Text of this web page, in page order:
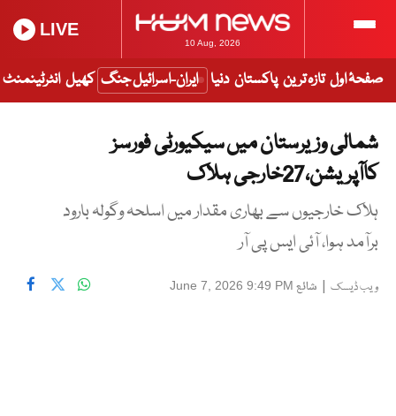
10 Aug, 2026
LIVE
صفحۂ اول تازہ ترین پاکستان دنیا ایران-اسرائیل جنگ کھیل انٹرٹینمنٹ
شمالی وزیرستان میں سیکیورٹی فورسز
کاآپریشن،27خارجی ہلاک
ہلاک خارجیوں سے بھاری مقدار میں اسلحہ وگولہ بارود
برآمد ہوا، آئی ایس پی آر
ویب ڈیسک | شائع June 7, 2026 9:49 PM